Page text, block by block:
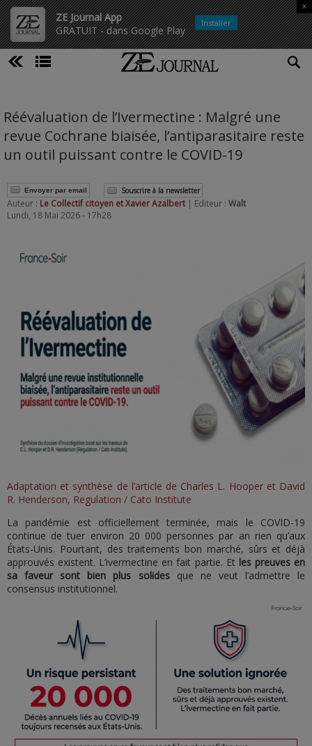
ZE Journal App
GRATUIT - dans Google Play
x
Installer
Réévaluation de l’Ivermectine : Malgré une
revue Cochrane biaisée, l’antiparasitaire reste
un outil puissant contre le COVID-19
Envoyer par email Souscrire à la newsletter
Auteur : Le Collectif citoyen et Xavier Azalbert | Editeur : Walt
Lundi, 18 Mai 2026 - 17h28
Adaptation et synthèse de l’article de Charles L. Hooper et David
R. Henderson, Regulation / Cato Institute
La pandémie est officiellement terminée, mais le COVID-19
continue de tuer environ 20 000 personnes par an rien qu’aux
États-Unis. Pourtant, des traitements bon marché, sûrs et déjà
approuvés existent. L’ivermectine en fait partie. Et les preuves en
sa faveur sont bien plus solidesque ne veut l’admettre le
consensus institutionnel.